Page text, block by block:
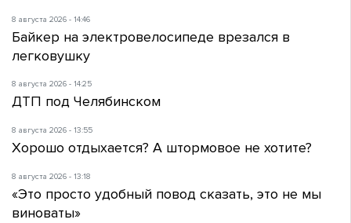
8 августа 2026 - 14:46
Байкер на электровелосипеде врезался в
легковушку
8 августа 2026 - 14:25
ДТП под Челябинском
8 августа 2026 - 13:55
Хорошо отдыхается? А штормовое не хотите?
8 августа 2026 - 13:18
«Это просто удобный повод сказать, это не мы
виноваты»